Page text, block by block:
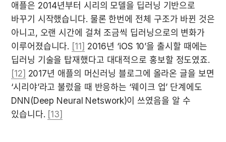
애플은 2014년부터 시리의 모델을 딥러닝 기반으로
바꾸기 시작했습니다. 물론 한번에 전체 구조가 바뀐 것은
아니고, 오랜 시간에 걸쳐 조금씩 딥러닝으로의 변화가
이루어졌습니다. [11] 2016년 ‘iOS 10’을 출시할 때에는
[12] 2017년 애플의 머신러닝 블로그에 올라온 글을 보면
‘시리야’라고 불렀을 때 반응하는 ‘웨이크 업’ 단계에도
DNN(Deep Neural Netswork)이 쓰였음을 알 수
있습니다. [13]